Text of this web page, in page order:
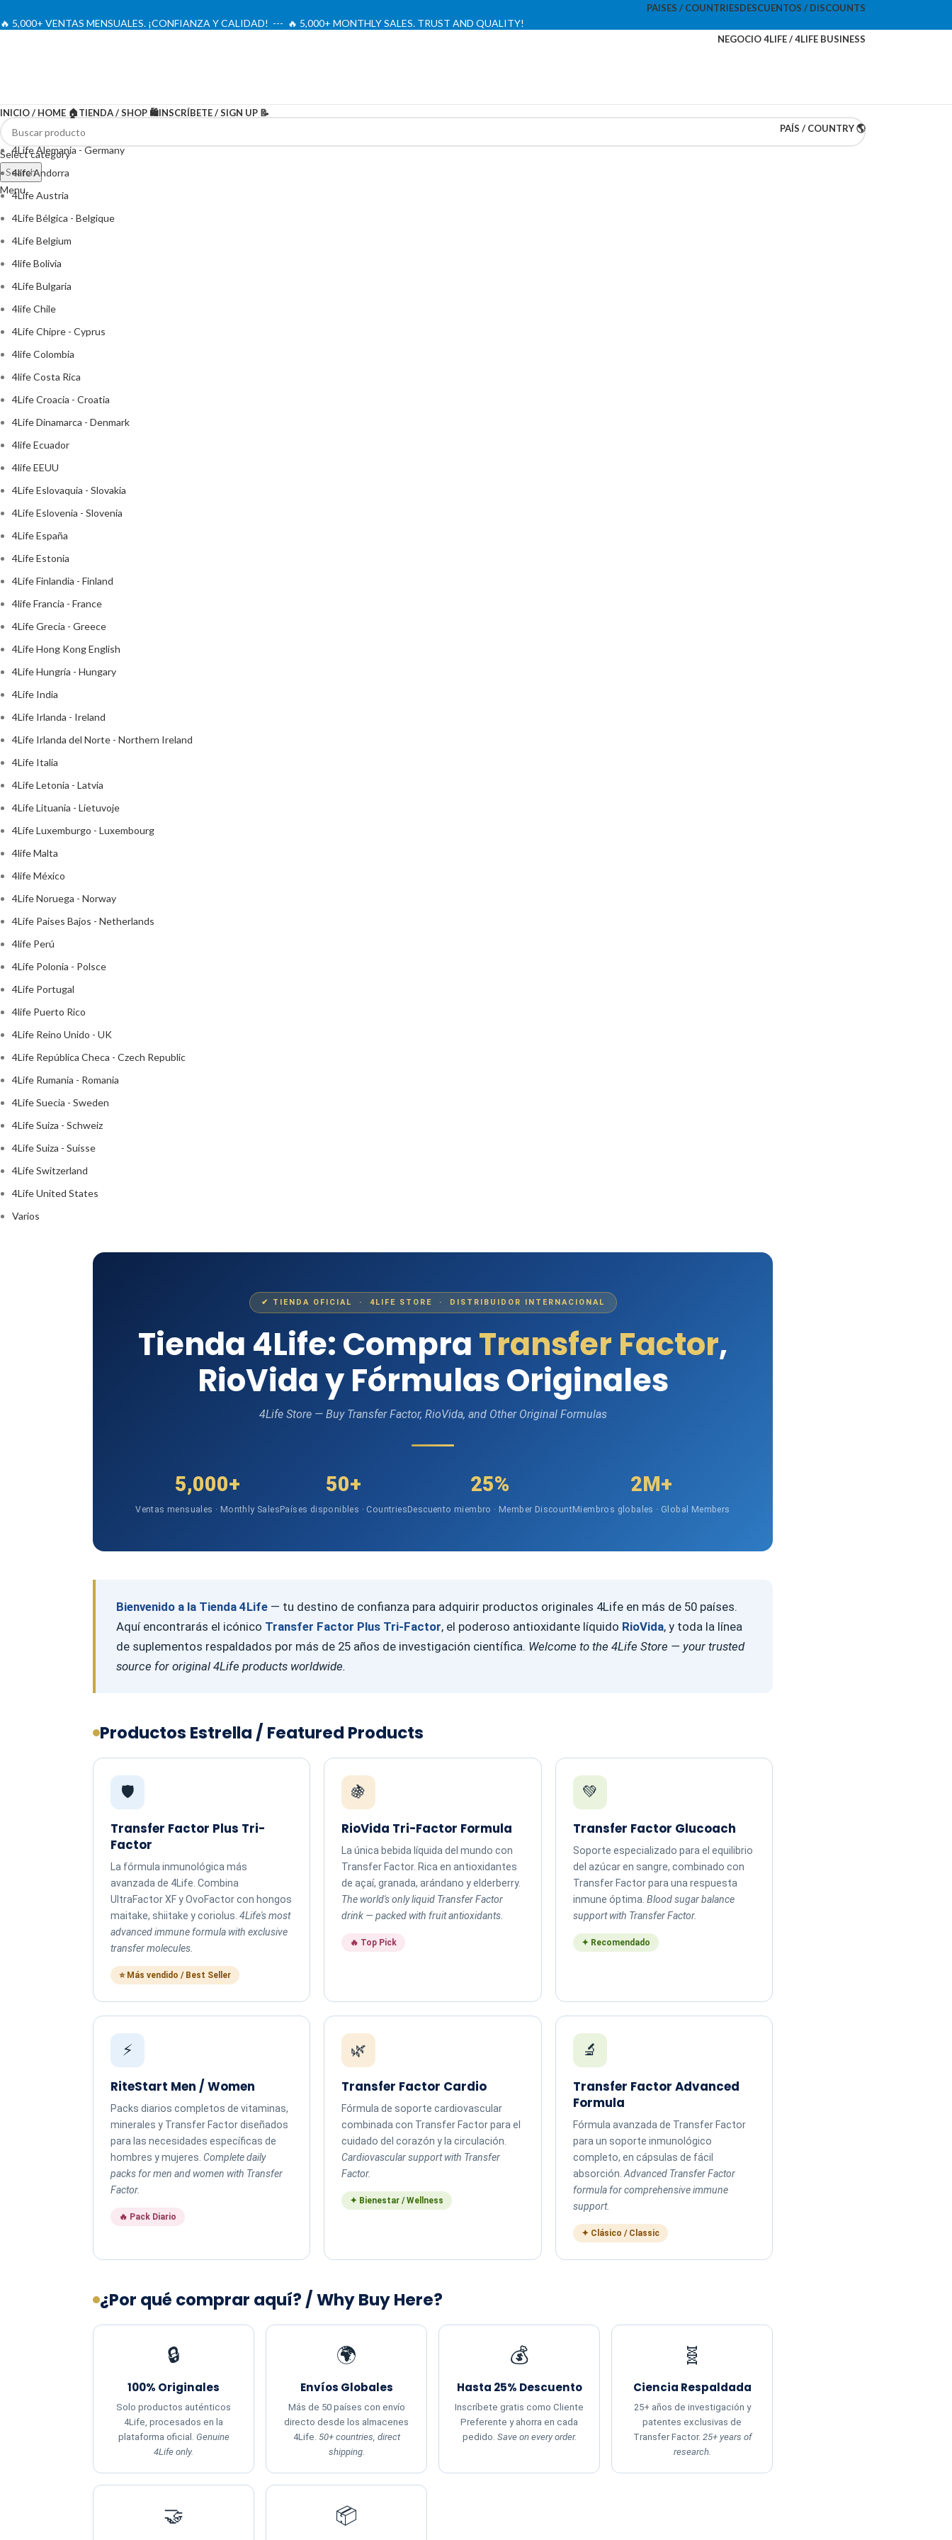
PAISES / COUNTRIESDESCUENTOS / DISCOUNTS
🔥 5,000+ VENTAS MENSUALES. ¡CONFIANZA Y CALIDAD! --- 🔥 5,000+ MONTHLY SALES. TRUST AND QUALITY!
NEGOCIO 4LIFE / 4LIFE BUSINESS
Select category
Search
Menu
INICIO / HOME 🏠TIENDA / SHOP 🛍️INSCRÍBETE / SIGN UP 📝
PAÍS / COUNTRY 🌎
4Life Alemania - Germany
4life Andorra
4Life Austria
4Life Bélgica - Belgique
4Life Belgium
4life Bolivia
4Life Bulgaria
4life Chile
4Life Chipre - Cyprus
4life Colombia
4life Costa Rica
4Life Croacia - Croatia
4Life Dinamarca - Denmark
4life Ecuador
4life EEUU
4Life Eslovaquia - Slovakia
4Life Eslovenia - Slovenia
4Life España
4Life Estonia
4Life Finlandia - Finland
4life Francia - France
4Life Grecia - Greece
4Life Hong Kong English
4Life Hungría - Hungary
4Life India
4Life Irlanda - Ireland
4Life Irlanda del Norte - Northern Ireland
4Life Italia
4Life Letonia - Latvia
4Life Lituania - Lietuvoje
4Life Luxemburgo - Luxembourg
4life Malta
4life México
4Life Noruega - Norway
4Life Paises Bajos - Netherlands
4life Perú
4Life Polonia - Polsce
4Life Portugal
4life Puerto Rico
4Life Reino Unido - UK
4Life República Checa - Czech Republic
4Life Rumania - Romania
4Life Suecia - Sweden
4Life Suiza - Schweiz
4Life Suiza - Suisse
4Life Switzerland
4Life United States
Varios
✔ TIENDA OFICIAL · 4LIFE STORE · DISTRIBUIDOR INTERNACIONAL
Tienda 4Life: Compra Transfer Factor,
RioVida y Fórmulas Originales
4Life Store — Buy Transfer Factor, RioVida, and Other Original Formulas
5,000+
Ventas mensuales · Monthly Sales
50+
Países disponibles · Countries
25%
Descuento miembro · Member Discount
2M+
Miembros globales · Global Members
Bienvenido a la Tienda 4Life— tu destino de confianza para adquirir productos originales 4Life en más de 50 países.
Aquí encontrarás el icónico Transfer Factor Plus Tri-Factor, el poderoso antioxidante líquido RioVida, y toda la línea
de suplementos respaldados por más de 25 años de investigación científica. Welcome to the 4Life Store — your trusted
source for original 4Life products worldwide.
Productos Estrella / Featured Products
🛡️
Transfer Factor Plus Tri-
Factor
La fórmula inmunológica más
avanzada de 4Life. Combina
UltraFactor XF y OvoFactor con hongos
maitake, shiitake y coriolus. 4Life's most
advanced immune formula with exclusive
transfer molecules.
⭐ Más vendido / Best Seller
🍇
RioVida Tri-Factor Formula
La única bebida líquida del mundo con
Transfer Factor. Rica en antioxidantes
de açaí, granada, arándano y elderberry.
The world's only liquid Transfer Factor
drink — packed with fruit antioxidants.
🔥 Top Pick
💚
Transfer Factor Glucoach
Soporte especializado para el equilibrio
del azúcar en sangre, combinado con
Transfer Factor para una respuesta
inmune óptima. Blood sugar balance
support with Transfer Factor.
✦ Recomendado
⚡
RiteStart Men / Women
Packs diarios completos de vitaminas,
minerales y Transfer Factor diseñados
para las necesidades específicas de
hombres y mujeres. Complete daily
packs for men and women with Transfer
Factor.
🔥 Pack Diario
🌿
Transfer Factor Cardio
Fórmula de soporte cardiovascular
combinada con Transfer Factor para el
cuidado del corazón y la circulación.
Cardiovascular support with Transfer
Factor.
✦ Bienestar / Wellness
🔬
Transfer Factor Advanced
Formula
Fórmula avanzada de Transfer Factor
para un soporte inmunológico
completo, en cápsulas de fácil
absorción. Advanced Transfer Factor
formula for comprehensive immune
support.
✦ Clásico / Classic
¿Por qué comprar aquí? / Why Buy Here?
🔒
100% Originales
Solo productos auténticos
4Life, procesados en la
plataforma oficial. Genuine
4Life only.
🌍
Envíos Globales
Más de 50 países con envío
directo desde los almacenes
4Life. 50+ countries, direct
shipping.
💰
Hasta 25% Descuento
Inscríbete gratis como Cliente
Preferente y ahorra en cada
pedido. Save on every order.
🧬
Ciencia Respaldada
25+ años de investigación y
patentes exclusivas de
Transfer Factor. 25+ years of
research.
🤝 📦